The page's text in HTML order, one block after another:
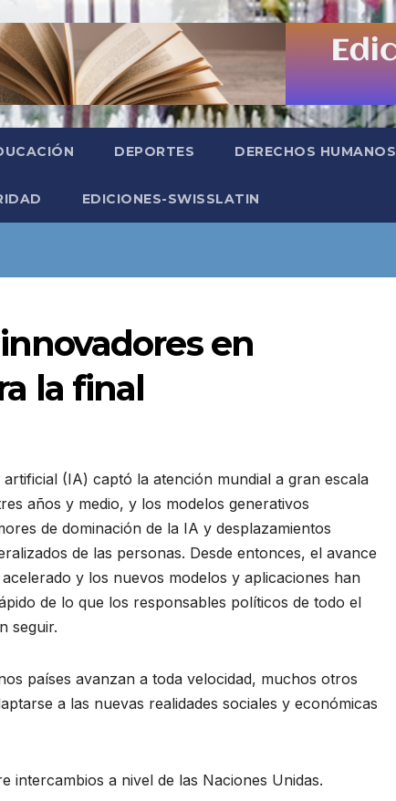
DEPORTES DERECHOS HUMANOS
EDICIONES-SWISSLATIN
en
la final
artificial (IA) captó la atención mundial a gran escala
años y medio, y los modelos generativos
de dominación de la IA y desplazamientos
de las personas. Desde entonces, el avance
acelerado y los nuevos modelos y aplicaciones han
de lo que los responsables políticos de todo el
seguir.
países avanzan a toda velocidad, muchos otros
a las nuevas realidades sociales y económicas
intercambios a nivel de las Naciones Unidas.